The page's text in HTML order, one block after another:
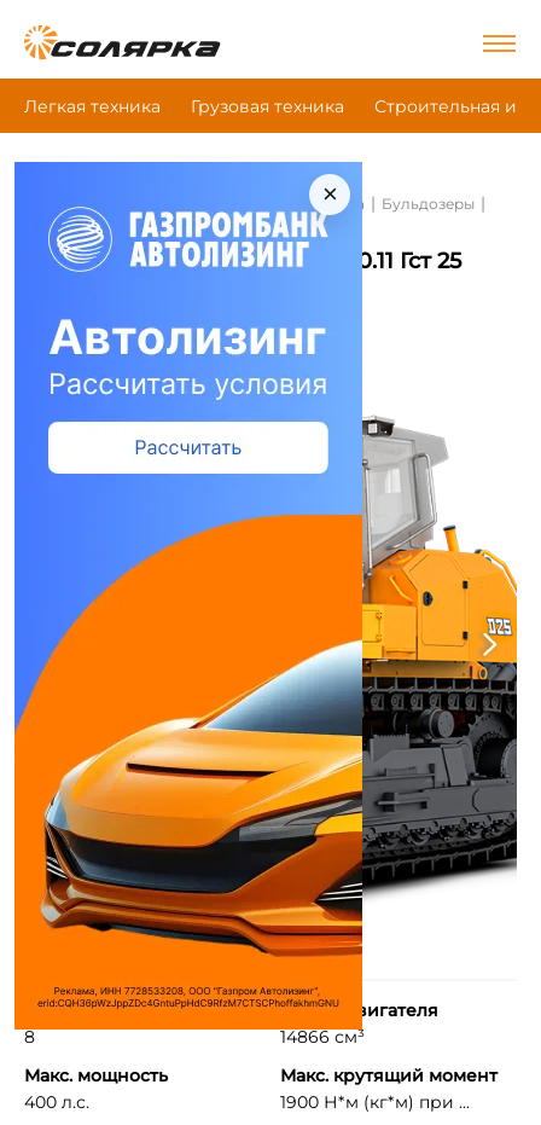
Легкая техника Грузовая техника Строительная и
×
Главная Строительная и дорожная техника | Бульдозеры |
Дст-Урал Тм10.11 Гст 25 (D25)
Бульдозеры Дст-Урал Тм10.11 Гст 25
Сравнить
Количество цилиндров
8
Объем двигателя
14866 см³
Макс. мощность
400 л.с.
Макс. крутящий момент
1900 Н*м (кг*м) при ...